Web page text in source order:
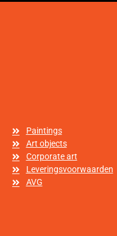
Paintings
Art objects
Corporate art
Leveringsvoorwaarden
AVG